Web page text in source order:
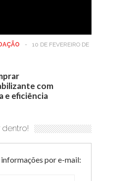
-
10 DE FEVEREIRO DE
com
e eficiência
informações por e-mail: